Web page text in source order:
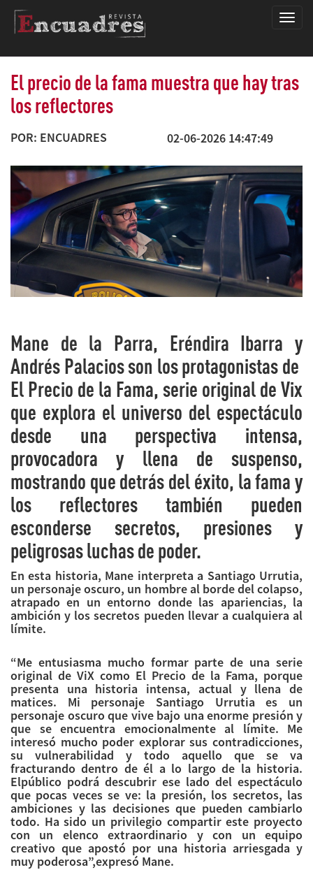
El precio de la fama muestra que hay tras
los reflectores
POR: ENCUADRES 02-06-2026 14:47:49
Mane de la Parra, Eréndira Ibarra y
Andrés Palacios son los protagonistas de
El Precio de la Fama, serie original de Vix
que explora el universo del espectáculo
desde una perspectiva intensa,
provocadora y llena de suspenso,
mostrando que detrás del éxito, la fama y
los reflectores también pueden
esconderse secretos, presiones y
peligrosas luchas de poder.
En esta historia, Mane interpreta a Santiago Urrutia,
un personaje oscuro, un hombre al borde del colapso,
atrapado en un entorno donde las apariencias, la
ambición y los secretos pueden llevar a cualquiera al
límite.
“Me entusiasma mucho formar parte de una serie
original de ViX como El Precio de la Fama, porque
presenta una historia intensa, actual y llena de
matices. Mi personaje Santiago Urrutia es un
personaje oscuro que vive bajo una enorme presión y
que se encuentra emocionalmente al límite. Me
interesó mucho poder explorar sus contradicciones,
su vulnerabilidad y todo aquello que se va
fracturando dentro de él a lo largo de la historia.
Elpúblico podrá descubrir ese lado del espectáculo
que pocas veces se ve: la presión, los secretos, las
ambiciones y las decisiones que pueden cambiarlo
todo. Ha sido un privilegio compartir este proyecto
con un elenco extraordinario y con un equipo
creativo que apostó por una historia arriesgada y
muy poderosa”,expresó Mane.